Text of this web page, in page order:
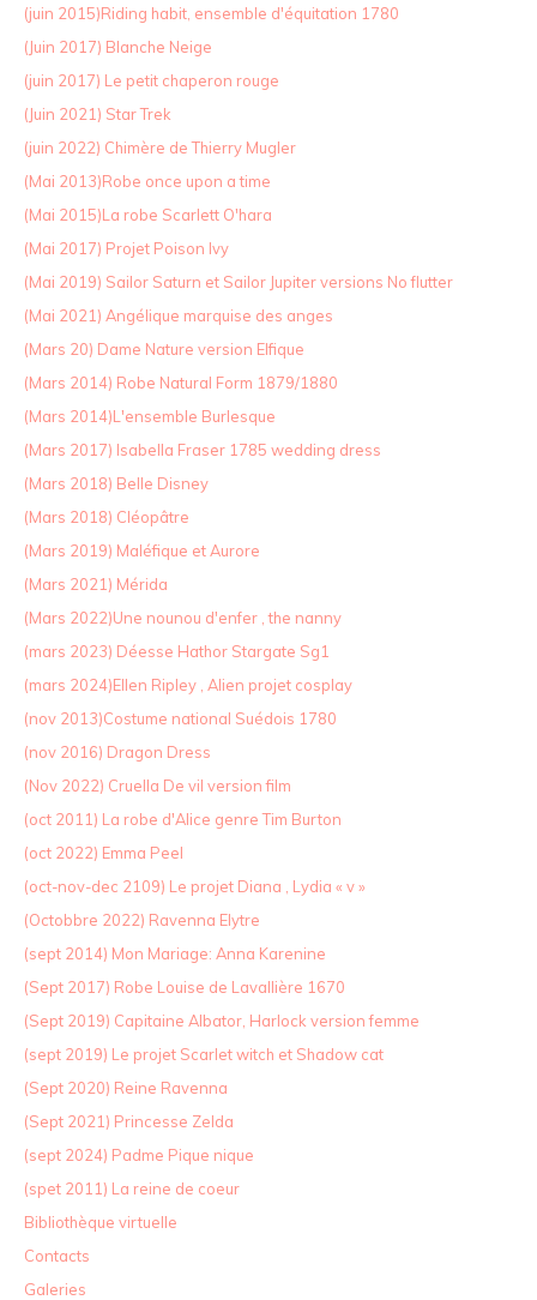
(juin 2015)Riding habit, ensemble d'équitation 1780
(Juin 2017) Blanche Neige
(juin 2017) Le petit chaperon rouge
(Juin 2021) Star Trek
(juin 2022) Chimère de Thierry Mugler
(Mai 2013)Robe once upon a time
(Mai 2015)La robe Scarlett O'hara
(Mai 2017) Projet Poison Ivy
(Mai 2019) Sailor Saturn et Sailor Jupiter versions No flutter
(Mai 2021) Angélique marquise des anges
(Mars 20) Dame Nature version Elfique
(Mars 2014) Robe Natural Form 1879/1880
(Mars 2014)L'ensemble Burlesque
(Mars 2017) Isabella Fraser 1785 wedding dress
(Mars 2018) Belle Disney
(Mars 2018) Cléopâtre
(Mars 2019) Maléfique et Aurore
(Mars 2021) Mérida
(Mars 2022)Une nounou d'enfer , the nanny
(mars 2023) Déesse Hathor Stargate Sg1
(mars 2024)Ellen Ripley , Alien projet cosplay
(nov 2013)Costume national Suédois 1780
(nov 2016) Dragon Dress
(Nov 2022) Cruella De vil version film
(oct 2011) La robe d'Alice genre Tim Burton
(oct 2022) Emma Peel
(oct-nov-dec 2109) Le projet Diana , Lydia « v »
(Octobbre 2022) Ravenna Elytre
(sept 2014) Mon Mariage: Anna Karenine
(Sept 2017) Robe Louise de Lavallière 1670
(Sept 2019) Capitaine Albator, Harlock version femme
(sept 2019) Le projet Scarlet witch et Shadow cat
(Sept 2020) Reine Ravenna
(Sept 2021) Princesse Zelda
(sept 2024) Padme Pique nique
(spet 2011) La reine de coeur
Bibliothèque virtuelle
Contacts
Galeries